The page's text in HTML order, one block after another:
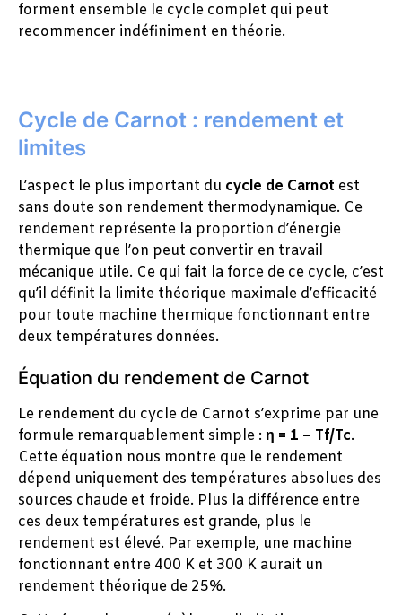
forment ensemble le cycle complet qui peut
recommencer indéfiniment en théorie.
Cycle de Carnot : rendement et
limites
L’aspect le plus important du cycle de Carnot est
sans doute son rendement thermodynamique. Ce
rendement représente la proportion d’énergie
thermique que l’on peut convertir en travail
mécanique utile. Ce qui fait la force de ce cycle, c’est
qu’il définit la limite théorique maximale d’efficacité
pour toute machine thermique fonctionnant entre
deux températures données.
Équation du rendement de Carnot
Le rendement du cycle de Carnot s’exprime par une
formule remarquablement simple : η = 1 – Tf/Tc.
Cette équation nous montre que le rendement
dépend uniquement des températures absolues des
sources chaude et froide. Plus la différence entre
ces deux températures est grande, plus le
rendement est élevé. Par exemple, une machine
fonctionnant entre 400 K et 300 K aurait un
rendement théorique de 25%.